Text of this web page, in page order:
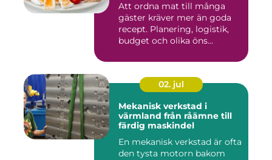
Att ordna mat till många
gäster kräver mer än goda
recept. Planering, logistik,
budget och olika öns...
02. jul
Mekanisk verkstad i
värmland från råämne till
färdig maskindel
En mekanisk verkstad är ofta
den tysta motorn bakom